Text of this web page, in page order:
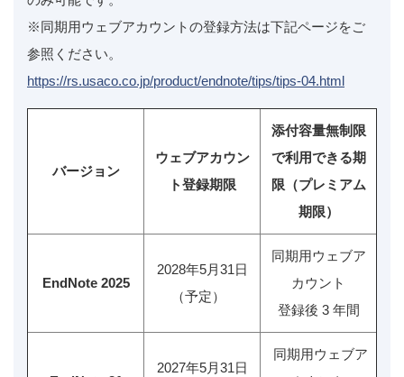
※同期用ウェブアカウントの登録方法は下記ページをご
参照ください。
https://rs.usaco.co.jp/product/endnote/tips/tips-04.html
バージョン
ウェブアカウン
ト登録期限
添付容量無制限
で利用できる期
限（プレミアム
期限）
EndNote 2025
2028年5月31日
（予定）
同期用ウェブア
カウント
登録後 3 年間
2027年5月31日
同期用ウェブア